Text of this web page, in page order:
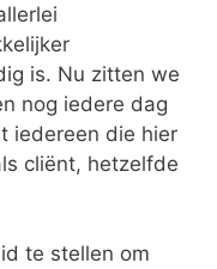
is. Nu zitten we
nog iedere dag
iedereen die hier
cliënt, hetzelfde
te stellen om